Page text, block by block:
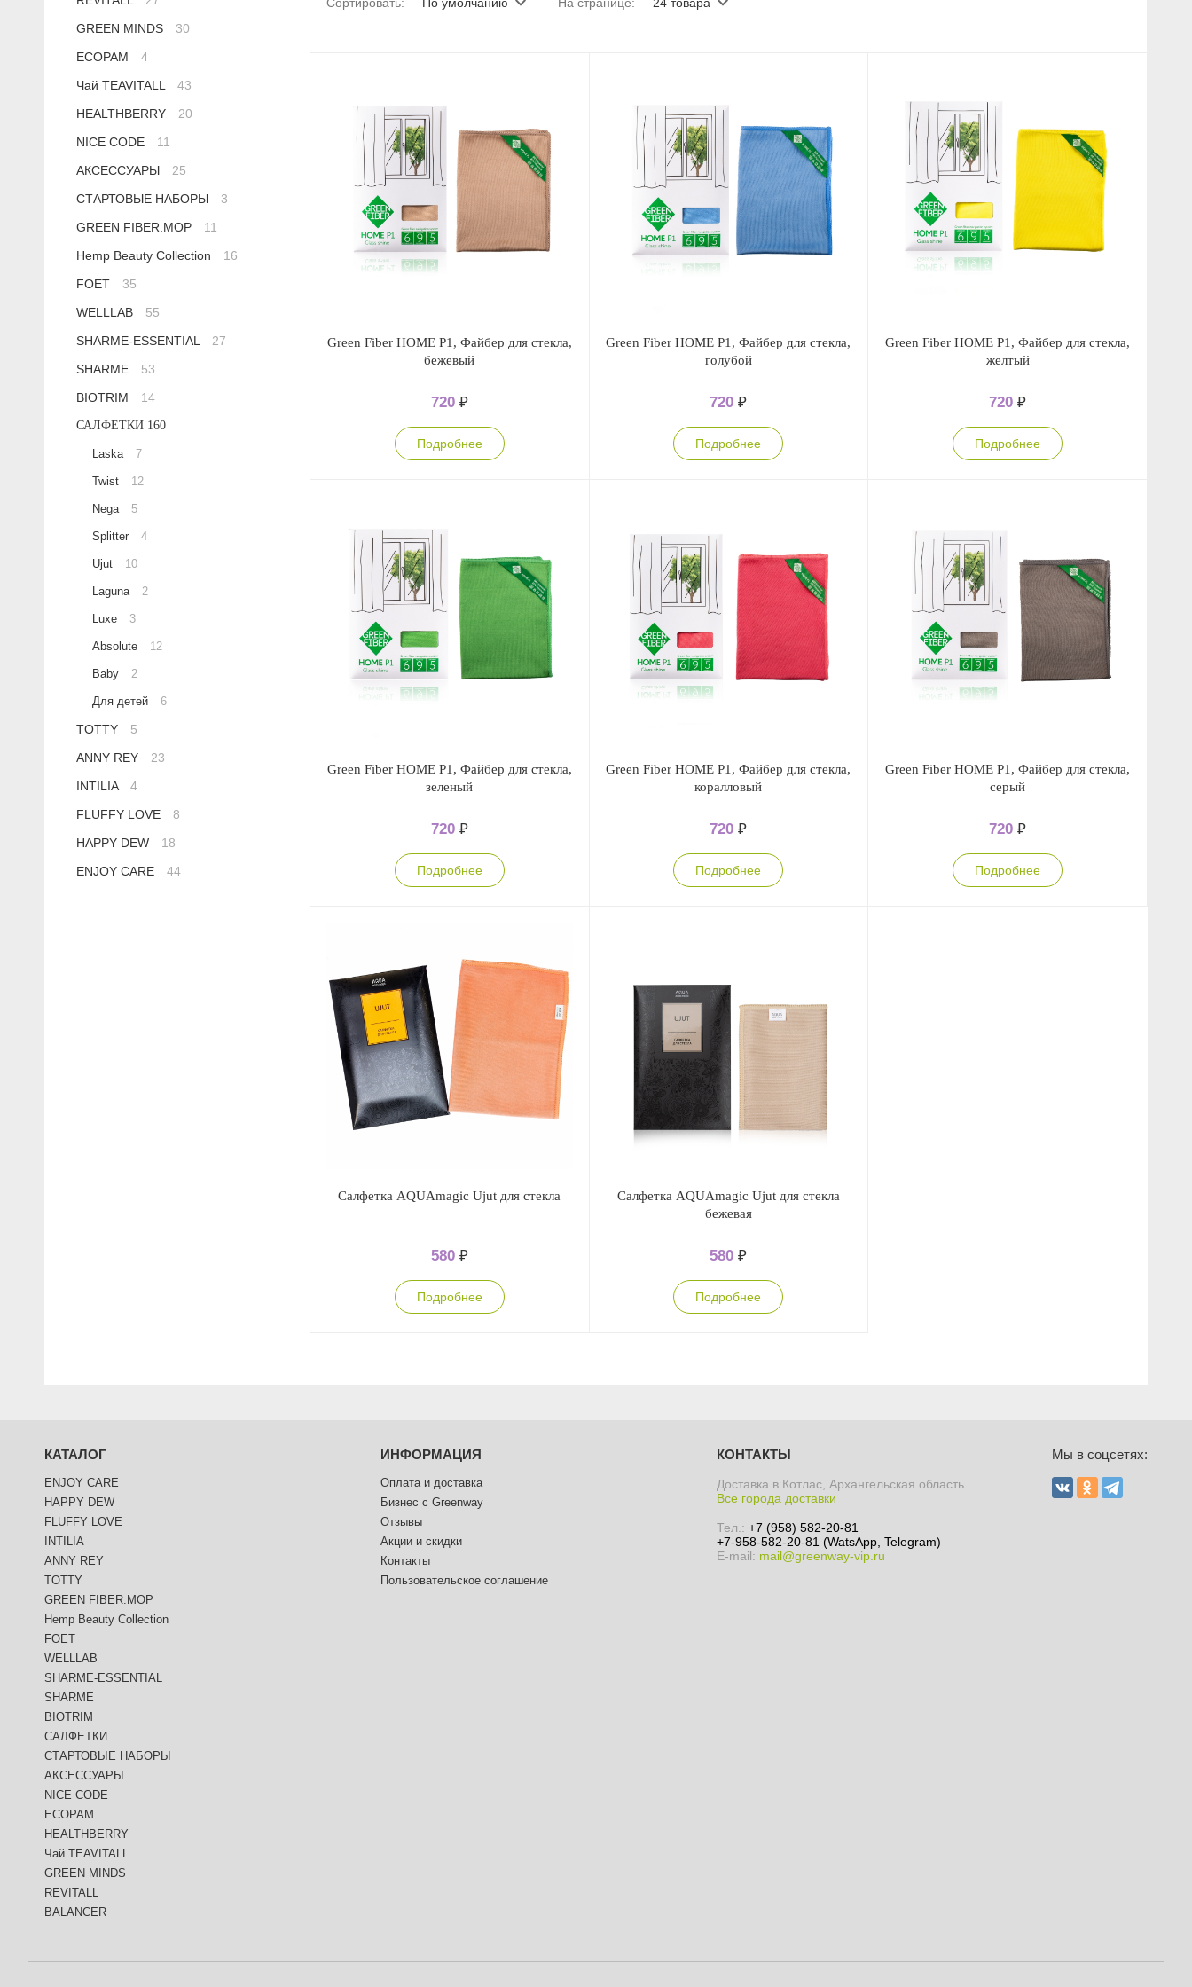
Сыворотки
Детская косметика
Спрей для носа / полости рта
Чай в пакетиках
Green Fiber
Healthberry
Anny Rey
Green Minds
Green Fiber HOME P1, Файбер для стекла,
бежевый
720 ₽
Подробнее
Green Fiber HOME P1, Файбер для стекла,
голубой
720₽
Подробнее
Green Fiber HOME P1, Файбер для стекла,
желтый
720₽
Подробнее
Green Fiber HOME P1, Файбер для стекла,
зеленый
720 ₽
Подробнее
Green Fiber HOME P1, Файбер для стекла,
коралловый
720₽
Подробнее
Green Fiber HOME P1, Файбер для стекла,
серый
720₽
Подробнее
Салфетка AQUAmagic Ujut для стекла
580 ₽
Подробнее
Салфетка AQUAmagic Ujut для стекла
бежевая
580₽
Подробнее
GREEN MINDS
30
ECOPAM
4
Чай TEAVITALL
43
HEALTHBERRY
20
NICE CODE
11
АКСЕССУАРЫ
25
СТАРТОВЫЕ НАБОРЫ
3
GREEN FIBER.MOP
11
Hemp Beauty Collection
16
FOET
35
WELLLAB
55
SHARME-ESSENTIAL
27
SHARME
53
BIOTRIM
14
САЛФЕТКИ 160
Laska 7
Twist 12
Nega 5
Splitter 4
Ujut 10
Laguna 2
Luxe 3
Absolute 12
Baby 2
Для детей 6
TOTTY
5
ANNY REY
23
INTILIA
4
FLUFFY LOVE
8
HAPPY DEW
18
ENJOY CARE
44
КАТАЛОГ
ENJOY CARE
HAPPY DEW
FLUFFY LOVE
INTILIA
ANNY REY
TOTTY
GREEN FIBER.MOP
Hemp Beauty Collection
FOET
WELLLAB
SHARME-ESSENTIAL
SHARME
BIOTRIM
САЛФЕТКИ
СТАРТОВЫЕ НАБОРЫ
АКСЕССУАРЫ
NICE CODE
ECOPAM
HEALTHBERRY
Чай TEAVITALL
GREEN MINDS
REVITALL
BALANCER
ИНФОРМАЦИЯ
Оплата и доставка
Бизнес с Greenway
Отзывы
Акции и скидки
Контакты
Пользовательское соглашение
КОНТАКТЫ
Доставка в Котлас, Архангельская область
Все города доставки
Тел.: +7 (958) 582-20-81
+7-958-582-20-81 (WatsApp, Telegram)
E-mail: mail@greenway-vip.ru
Мы в соцсетях: